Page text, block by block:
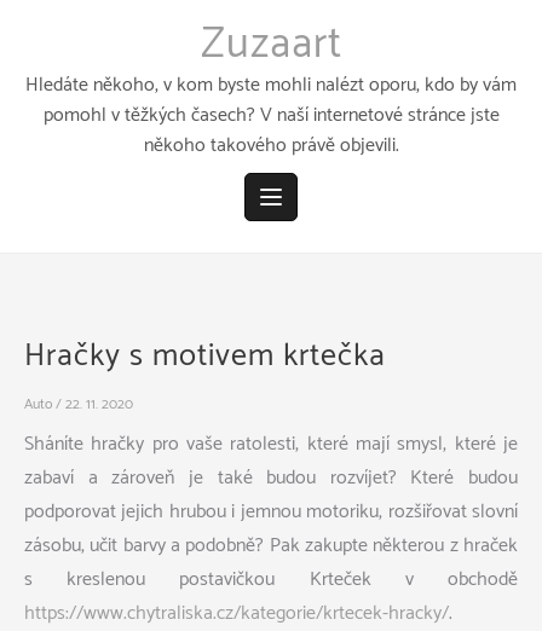
obsahu
Zuzaart
Hledáte někoho, v kom byste mohli nalézt oporu, kdo by vám
pomohl v těžkých časech? V naší internetové stránce jste
někoho takového právě objevili.
Hračky s motivem krtečka
Auto/22. 11. 2020
Sháníte hračky pro vaše ratolesti, které mají smysl, které je
zabaví a zároveň je také budou rozvíjet? Které budou
podporovat jejich hrubou i jemnou motoriku, rozšiřovat slovní
zásobu, učit barvy a podobně? Pak zakupte některou z hraček
s kreslenou postavičkou Krteček v obchodě
https://www.chytraliska.cz/kategorie/krtecek-hracky/.